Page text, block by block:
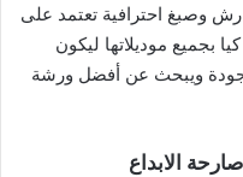
وصبغ احترافية تعتمد على
بجميع موديلاتها ليكون
ويبحث عن أفضل ورشة
الابداع